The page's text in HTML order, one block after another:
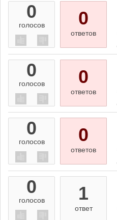
0
голосов 0
ответов
0
голосов 0
ответов
0
голосов 0
ответов
0
голосов 1
ответ